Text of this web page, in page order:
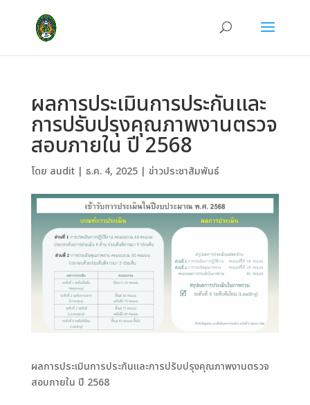
ผลการประเมินการประกันและ
การปรับปรุงคุณภาพงานตรวจ
สอบภายใน ปี 2568
โดย audit| ธ.ค. 4, 2025| ข่าวประชาสัมพันธ์
ผลการประเมินการประกันและการปรับปรุงคุณภาพงานตรวจ
สอบภายใน ปี 2568